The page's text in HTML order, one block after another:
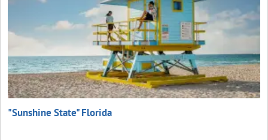
"Sunshine State" Florida